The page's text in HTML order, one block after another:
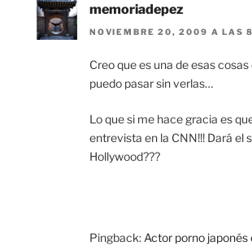
memoriadepez
NOVIEMBRE 20, 2009 A LAS
Creo que es una de esas cosas
puedo pasar sin verlas…
Lo que si me hace gracia es
entrevista en la CNN!!! Dará el
Hollywood???
Pingback: Actor porno